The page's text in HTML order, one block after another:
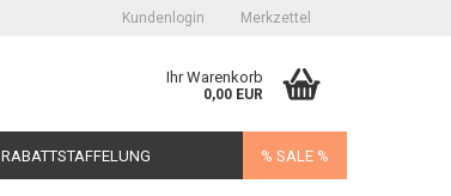
Kundenlogin Merkzettel
Ihr Warenkorb
0,00 EUR
RABATTSTAFFELUNG % SALE %